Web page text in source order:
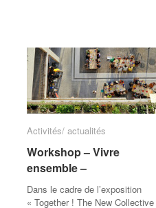
de
prison
–
de
prison
–
Activités/ actualités
Workshop – Vivre
ensemble –
Dans le cadre de l’exposition
« Together ! The New Collective
Activités/ actualités
Workshop – Vivre
ensemble –